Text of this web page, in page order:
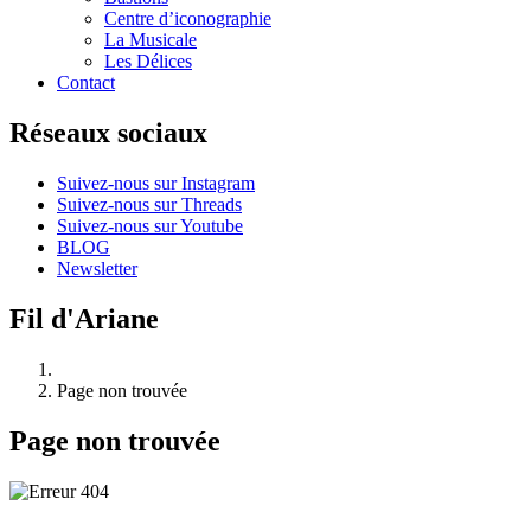
Centre d’iconographie
La Musicale
Les Délices
Contact
Réseaux sociaux
Suivez-nous sur Instagram
Suivez-nous sur Threads
Suivez-nous sur Youtube
BLOG
Newsletter
Fil d'Ariane
Page non trouvée
Page non trouvée